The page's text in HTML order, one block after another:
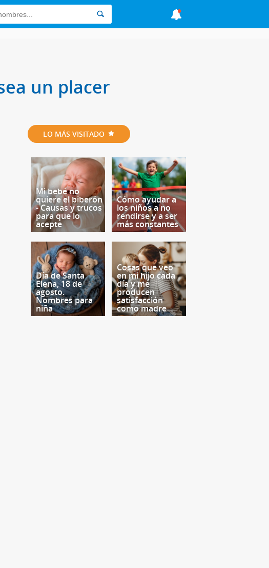
un placer
LO MÁS VISITADO
Mi bebé no
quiere el biberón
- Causas y trucos
para que lo
acepte
Cómo ayudar a
los niños a no
rendirse y a ser
más constantes
Día de Santa
Elena, 18 de
agosto.
Nombres para
niña
Cosas que veo
en mi hijo cada
día y me
producen
satisfacción
como madre